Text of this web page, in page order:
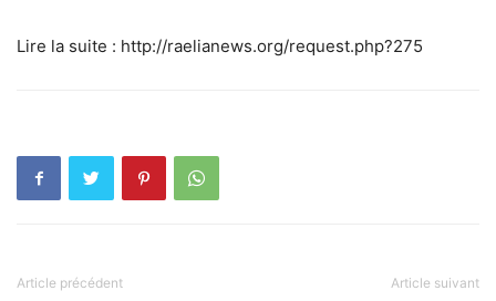
Lire la suite : http://raelianews.org/request.php?275
Article précédent Article suivant